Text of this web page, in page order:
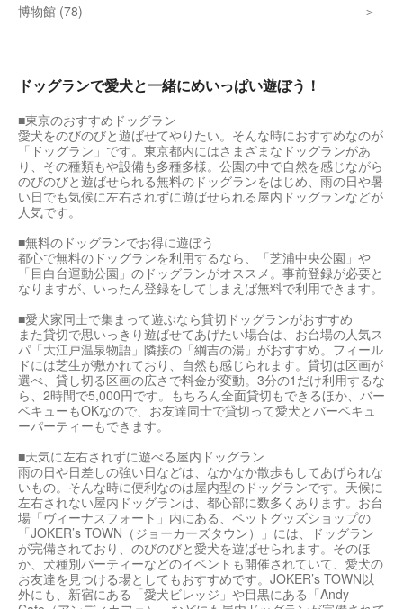
博物館 (78)
ドッグランで愛犬と一緒にめいっぱい遊ぼう！
■東京のおすすめドッグラン
愛犬をのびのびと遊ばせてやりたい。そんな時におすすめなのが
「ドッグラン」です。東京都内にはさまざまなドッグランがあ
り、その種類もや設備も多種多様。公園の中で自然を感じながら
のびのびと遊ばせられる無料のドッグランをはじめ、雨の日や暑
い日でも気候に左右されずに遊ばせられる屋内ドッグランなどが
人気です。
■無料のドッグランでお得に遊ぼう
都心で無料のドッグランを利用するなら、「芝浦中央公園」や
「目白台運動公園」のドッグランがオススメ。事前登録が必要と
なりますが、いったん登録をしてしまえば無料で利用できます。
■愛犬家同士で集まって遊ぶなら貸切ドッグランがおすすめ
また貸切で思いっきり遊ばせてあげたい場合は、お台場の人気ス
パ「大江戸温泉物語」隣接の「綱吉の湯」がおすすめ。フィール
ドには芝生が敷かれており、自然も感じられます。貸切は区画が
選べ、貸し切る区画の広さで料金が変動。3分の1だけ利用するな
ら、2時間で5,000円です。もちろん全面貸切もできるほか、バー
ベキューもOKなので、お友達同士で貸切って愛犬とバーベキュ
ーパーティーもできます。
■天気に左右されずに遊べる屋内ドッグラン
雨の日や日差しの強い日などは、なかなか散歩もしてあげられな
いもの。そんな時に便利なのは屋内型のドッグランです。天候に
左右されない屋内ドッグランは、都心部に数多くあります。お台
場「ヴィーナスフォート」内にある、ペットグッズショップの
「JOKER’s TOWN（ジョーカーズタウン）」には、ドッグラン
が完備されており、のびのびと愛犬を遊ばせられます。そのほ
か、犬種別パーティーなどのイベントも開催されていて、愛犬の
お友達を見つける場としてもおすすめです。JOKER’s TOWN以
外にも、新宿にある「愛犬ビレッジ」や目黒にある「Andy